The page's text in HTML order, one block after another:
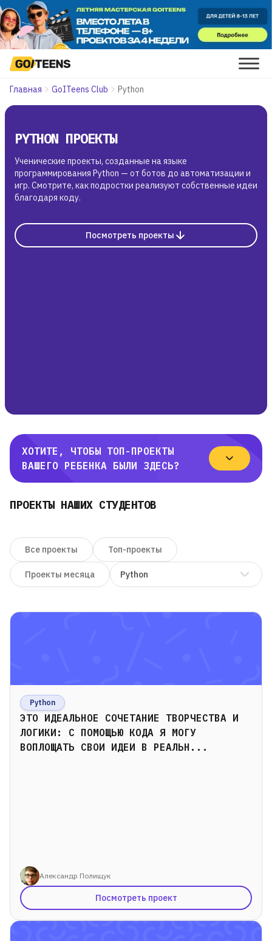
Главная GoITeens Club Python
PYTHON ПРОЕКТЫ
Ученические проекты, созданные на языке
программирования Python — от ботов до автоматизации и
игр. Смотрите, как подростки реализуют собственные идеи
благодаря коду.
Посмотреть проекты
ХОТИТЕ, ЧТОБЫ ТОП-ПРОЕКТЫ
ВАШЕГО РЕБЕНКА БЫЛИ ЗДЕСЬ?
ПРОЕКТЫ НАШИХ СТУДЕНТОВ
Все проекты Топ-проекты
Проекты месяца Python
Python
ЭТО ИДЕАЛЬНОЕ СОЧЕТАНИЕ ТВОРЧЕСТВА И
ЛОГИКИ: С ПОМОЩЬЮ КОДА Я МОГУ
ВОПЛОЩАТЬ СВОИ ИДЕИ В РЕАЛЬН...
Александр Полищук
Посмотреть проект